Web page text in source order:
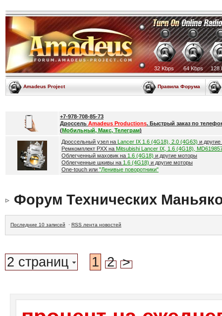
32 Kbps 64 Kbps 128
Amadeus Project Правила Форума
+7-978-708-85-73
Дроссель Amadeus Productions. Быстрый заказ по
(Мобильный, Макс, Телеграм)
Дроссельный узел на Lancer IX 1.6 (4G18), 2.0 (4G63) и
Ремкомплект РХХ на Mitsubishi Lancer IX, 1.6 (4G18),
Облегченный маховик на 1.6 (4G18) и другие моторы
Облегченные шкивы на 1.6 (4G18) и другие моторы
One-touch или "Ленивые поворотники"
Форум Технических
Последние 10 записей · RSS лента новостей
2 страниц 1 2 >